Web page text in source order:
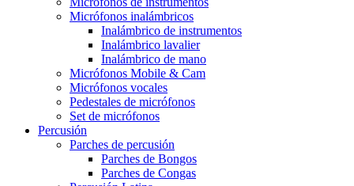
Micrófonos inalámbricos
Inalámbrico de instrumentos
Inalámbrico lavalier
Inalámbrico de mano
Micrófonos Mobile & Cam
Micrófonos vocales
Pedestales de micrófonos
Set de micrófonos
Percusión
Parches de percusión
Parches de Bongos
Parches de Congas